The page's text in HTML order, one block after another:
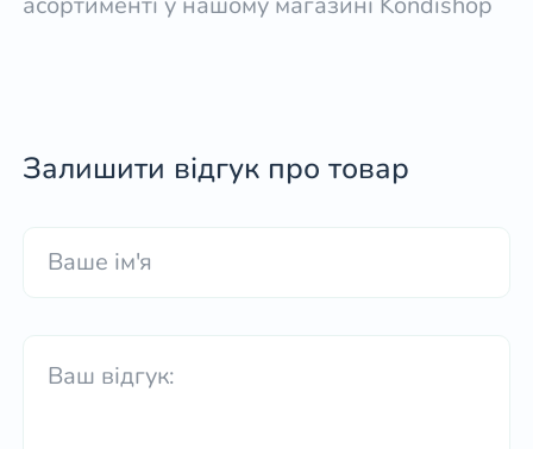
Залишити відгук про товар